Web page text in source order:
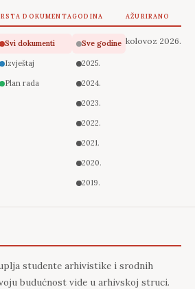
DOKUMENTA
Svi dokumenti
Izvještaj
Plan rada
GODINA
Sve godine
2025.
2024.
2023.
2022.
2021.
2020.
2019.
AŽURIRANO
kolovoz 2026.
studente arhivistike i srodnih
budućnost vide u arhivskoj struci.